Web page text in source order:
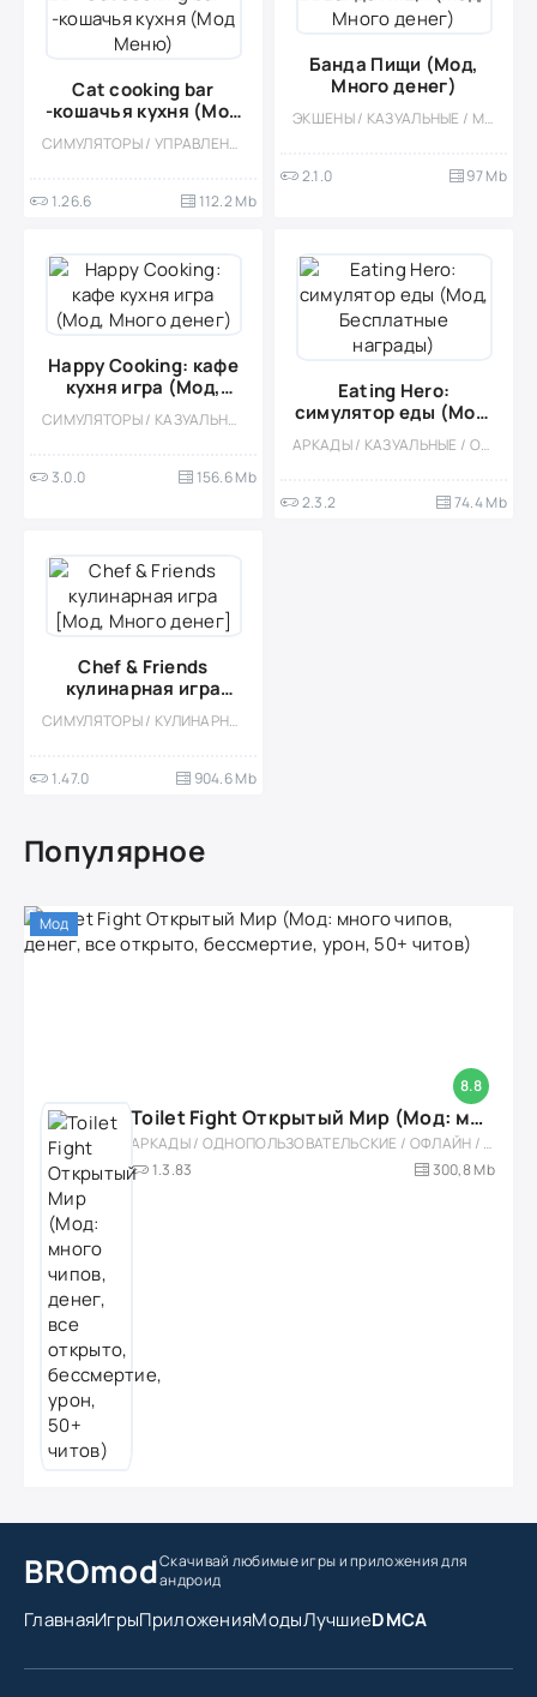
Cat cooking bar
-кошачья кухня (Мод
Меню)
СИМУЛЯТОРЫ / УПРАВЛЕНИЕ / КАЗУАЛЬНЫЕ / ПО МУЛЬТФИЛЬМАМ / ОДНОПОЛЬЗОВАТЕЛЬСКИЕ / СТИЛИЗАЦИЯ / ОФЛАЙН / МОД / ВСТРОЕННЫЙ КЕШ / ДЕВОЧКАМ / КУЛИНАРНАЯ
1.26.6 112.2 Mb
Банда Пищи (Мод,
Много денег)
ЭКШЕНЫ / КАЗУАЛЬНЫЕ / МНОГОПОЛЬЗОВАТЕЛЬСКАЯ / СОРЕВНОВАТЕЛЬНАЯ / СТИЛИЗАЦИЯ / ПО МУЛЬТФИЛЬМАМ / МОД / МАЛЕНЬКАЯ / ВЕСЁЛАЯ / 3D / ВСТРОЕННЫЙ КЕШ / ВИД СВЕРХУ
2.1.0 97 Mb
Happy Cooking: кафе
кухня игра (Мод,
Много денег)
СИМУЛЯТОРЫ / КАЗУАЛЬНЫЕ / ОДНОПОЛЬЗОВАТЕЛЬСКИЕ / СТИЛИЗАЦИЯ / ОФЛАЙН / МОД / ВСТРОЕННЫЙ КЕШ / КУЛИНАРНАЯ / ДЕВОЧКАМ
3.0.0 156.6 Mb
Eating Hero:
симулятор еды (Мод,
Бесплатные
награды)
АРКАДЫ / КАЗУАЛЬНЫЕ / ОДНОПОЛЬЗОВАТЕЛЬСКИЕ
2.3.2 74.4 Mb
Chef & Friends
кулинарная игра
[Мод, Много денег]СИМУЛЯТОРЫ / КУЛИНАРНАЯ / КАЗУАЛЬНЫЕ / ОДНОПОЛЬЗОВАТЕЛЬСКИЕ / СТИЛИЗАЦИЯ / ОФЛАЙН / ДЕВОЧКАМ / МОД / ВСТРОЕННЫЙ КЕШ
1.47.0 904.6 Mb
Популярное
8.8
Мод
Toilet Fight Открытый Мир (Мод: много чипов, денег, все открыто, бессмертие, урон, 50+ читов)
АРКАДЫ / ОДНОПОЛЬЗОВАТЕЛЬСКИЕ / ОФЛАЙН / МОД / РОЛЕВЫЕ / ШУТЕРЫ / ОТКРЫТЫЙ МИР / ВСТРОЕННЫЙ КЕШ / 3D / ЭКШЕНЫ / ТУАЛЕТНЫЕ ВОЙНЫ / ДЛЯ ДЕТЕЙ
1.3.83
300,8 Mb
BROmodСкачивай любимые игрыи приложения для
андроид
ГлавнаяИгрыПриложенияМодыЛучшиеDMCA